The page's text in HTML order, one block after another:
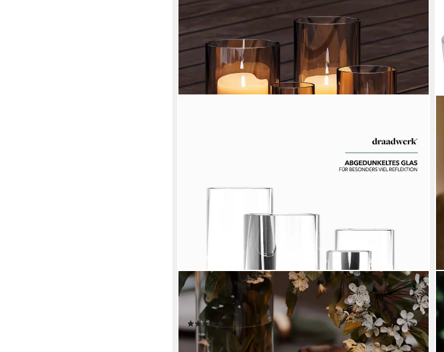
DRAADWERK®
Windlicht 4er Set Tischdeko Teelichtgläser Für Wohnung &
Balkon, Pulverbeschichtetes Metall & verdunkeltes Glas
(2)
ab 29,90 €
(7,48 €/ 1 Stk)